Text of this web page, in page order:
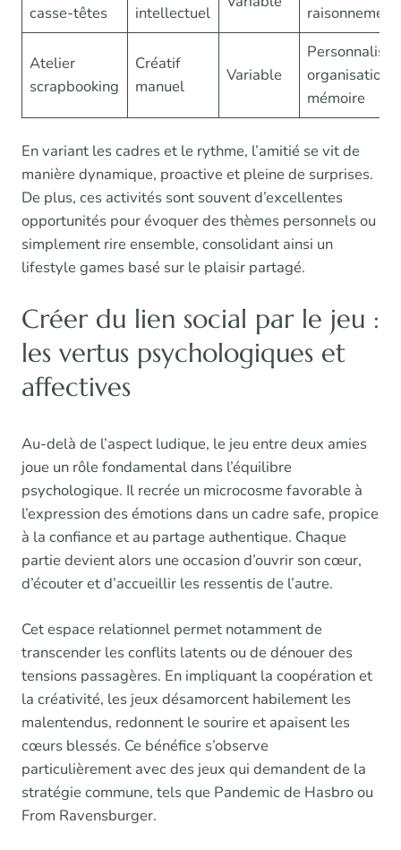
casse-têtes
intellectuel
raisonnement
Atelier
scrapbooking
Créatif
manuel
Variable
organisation,
mémoire
En variant les cadres et le rythme, l’amitié se vit de
manière dynamique, proactive et pleine de surprises.
De plus, ces activités sont souvent d’excellentes
opportunités pour évoquer des thèmes personnels ou
simplement rire ensemble, consolidant ainsi un
lifestyle games basé sur le plaisir partagé.
Créer du lien social par le jeu :
les vertus psychologiques et
affectives
Au-delà de l’aspect ludique, le jeu entre deux amies
joue un rôle fondamental dans l’équilibre
psychologique. Il recrée un microcosme favorable à
l’expression des émotions dans un cadre safe, propice
à la confiance et au partage authentique. Chaque
partie devient alors une occasion d’ouvrir son cœur,
d’écouter et d’accueillir les ressentis de l’autre.
Cet espace relationnel permet notamment de
transcender les conflits latents ou de dénouer des
tensions passagères. En impliquant la coopération et
la créativité, les jeux désamorcent habilement les
malentendus, redonnent le sourire et apaisent les
cœurs blessés. Ce bénéfice s’observe
particulièrement avec des jeux qui demandent de la
stratégie commune, tels que Pandemic de Hasbro ou
From Ravensburger.